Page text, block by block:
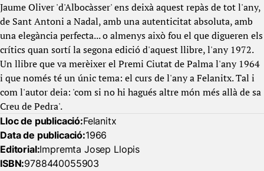
Jaume Oliver 'd'Albocàsser' ens deixà aquest repàs de tot l'any,
de Sant Antoni a Nadal, amb una autenticitat absoluta, amb
una elegància perfecta... o almenys això fou el que digueren els
crítics quan sortí la segona edició d'aquest llibre, l'any 1972.
Un llibre que va merèixer el Premi Ciutat de Palmal'any 1964
i que només té un únic tema: el curs de l'any a Felanitx. Tal i
com l'autor deia: 'com si no hi hagués altre món més allà de sa
Creu de Pedra'.
Lloc de publicació:Felanitx
Data de publicació:1966
Editorial:Impremta Josep Llopis
ISBN:9788440055903